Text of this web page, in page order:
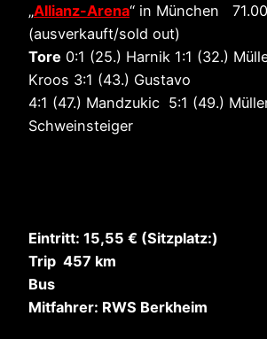
„Allianz-Arena“ in München
(ausverkauft/sold out)
Tore 0:1 (25.) Harnik 1:1 (32.)
Kroos 3:1 (43.) Gustavo
4:1 (47.) Mandzukic 5:1 (49.)
Schweinsteiger
Eintritt: 15,55 € (Sitzplatz:)
Trip 457 km
Bus
Mitfahrer: RWS Berkheim